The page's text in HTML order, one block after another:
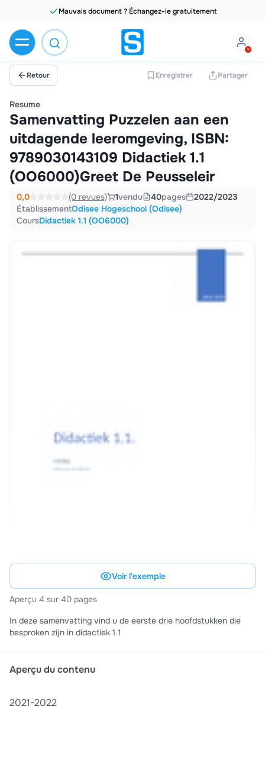
Mauvais document ? Échangez-le gratuitement
Retour Enregistrer Partager
Resume
Samenvatting Puzzelen aan een
uitdagende leeromgeving, ISBN:
9789030143109 Didactiek 1.1
(OO6000)Greet De Peusseleir
0,0 (0 revues) 1vendu 40pages
2022/2023
ÉtablissementOdisee Hogeschool (Odisee)
CoursDidactiek 1.1 (OO6000)
Voir l'exemple
Aperçu 4 sur 40 pages
In deze samenvatting vind u de eerste drie hoofdstukken die
besproken zijn in didactiek 1.1
Aperçu du contenu
2021-2022